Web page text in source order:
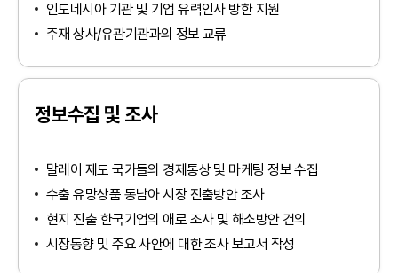
인도네시아 기관 및 기업 유력인사 방한 지원
주재 상사/유관기관과의 정보 교류
정보수집 및 조사
말레이 제도 국가들의 경제통상 및 마케팅 정보 수집
수출 유망상품 동남아 시장 진출방안 조사
현지 진출 한국기업의 애로 조사 및 해소방안 건의
시장동향 및 주요 사안에 대한 조사 보고서 작성
인천지역본부
경기북부지역본부
경기남부지역본부
tradeKorea
TradePro
WTC Seoul
CALT
산업통상부